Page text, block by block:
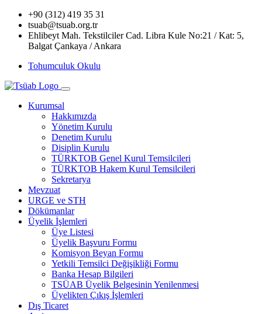
+90 (312) 419 35 31
tsuab@tsuab.org.tr
Ehlibeyt Mah. Tekstilciler Cad. Libra Kule No:21 / Kat: 5,
Balgat Çankaya / Ankara
Tohumculuk Okulu
Kurumsal
Hakkımızda
Yönetim Kurulu
Denetim Kurulu
Disiplin Kurulu
TÜRKTOB Genel Kurul Temsilcileri
TÜRKTOB Hakem Kurul Temsilcileri
Sekretarya
Mevzuat
URGE ve STH
Dökümanlar
Üyelik İşlemleri
Üye Listesi
Üyelik Başvuru Formu
Komisyon Beyan Formu
Yetkili Temsilci Değişikliği Formu
Banka Hesap Bilgileri
TSÜAB Üyelik Belgesinin Yenilenmesi
Üyelikten Çıkış İşlemleri
Dış Ticaret